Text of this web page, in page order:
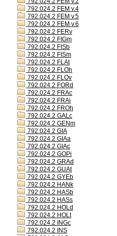
792.024.2 FEM v.4
792.024.2 FEM v.5
792.024.2 FEM v.6
792.024.2 FERv
792.024.2 FIGm
792.024.2 FISb
792.024.2 FISm
792.024.2 FLAt
792.024.2 FLOh
792.024.2 FLOv
792.024.2 FORd
792.024.2 FRAc
792.024.2 FRAi
792.024.2 FROh
792.024.2 GALc
792.024.2 GENm
792.024.2 GIA
792.024.2 GIAa
792.024.2 GIAc
792.024.2 GOPi
792.024.2 GRAd
792.024.2 GUAt
792.024.2 GYEb
792.024.2 HANk
792.024.2 HASb
792.024.2 HASs
792.024.2 HOLd
792.024.2 HOLt
792.024.2 INGc
792.024.2 INS